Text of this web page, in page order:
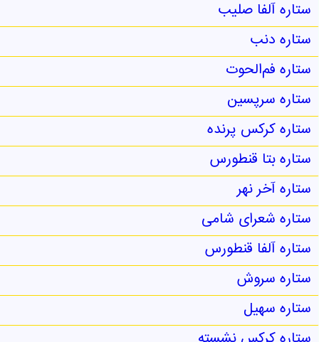
ستاره آلفا صلیب
ستاره دنب
ستاره فم‌الحوت
ستاره سرپسین
ستاره کرکس پرنده
ستاره بتا قنطورس
ستاره آخر نهر
ستاره شعرای شامی
ستاره آلفا قنطورس
ستاره سروش
ستاره سهیل